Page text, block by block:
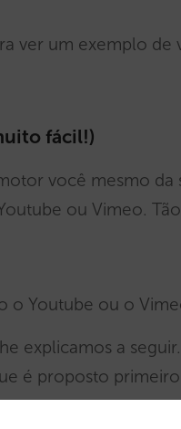
ver um exemplo de
fácil!)
você mesmo da
ou Vimeo.
o Youtube ou o
explicamos a seguir.
é proposto